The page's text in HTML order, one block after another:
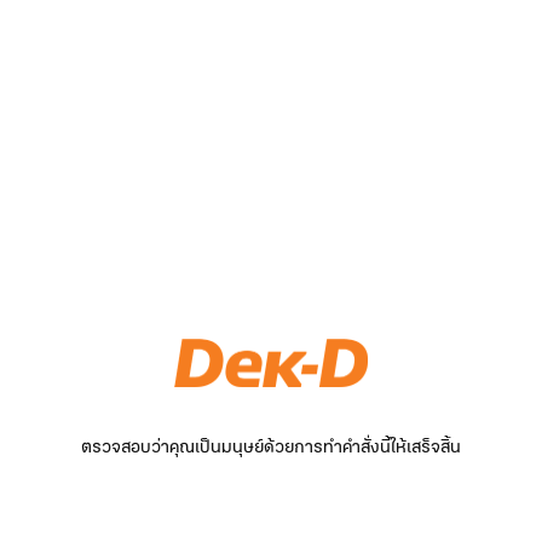
ตรวจสอบว่าคุณเป็นมนุษย์ด้วยการทำคำสั่งนี้ให้เสร็จสิ้น